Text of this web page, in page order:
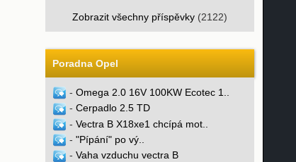
Zobrazit všechny příspěvky(2122)
Poradna Opel
- Omega 2.0 16V 100KW Ecotec 1..
- Cerpadlo 2.5 TD
- Vectra B X18xe1 chcípá mot..
- "Pípání" po vý..
- Vaha vzduchu vectra B